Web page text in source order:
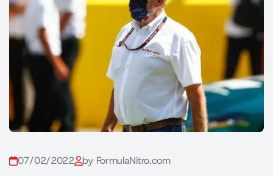
07/02/2022 by FormulaNitro.com